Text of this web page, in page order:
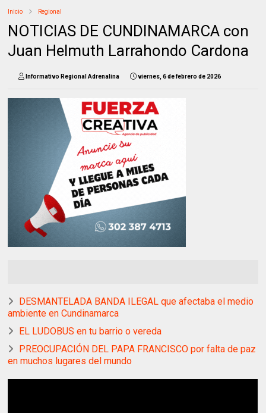
Inicio Regional
NOTICIAS DE CUNDINAMARCA con
Juan Helmuth Larrahondo Cardona
Informativo Regional Adrenalina viernes, 6 de febrero de 2026
DESMANTELADA BANDA ILEGAL que afectaba el medio
ambiente en Cundinamarca
EL LUDOBUS en tu barrio o vereda
PREOCUPACIÓN DEL PAPA FRANCISCO por falta de paz
en muchos lugares del mundo